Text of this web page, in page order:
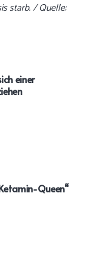
starb. / Quelle:
einer
Queen“